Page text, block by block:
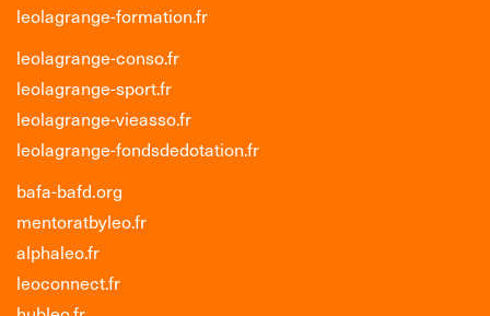
leolagrange-formation.fr
leolagrange-conso.fr
leolagrange-sport.fr
leolagrange-vieasso.fr
leolagrange-fondsdedotation.fr
bafa-bafd.org
mentoratbyleo.fr
alphaleo.fr
leoconnect.fr